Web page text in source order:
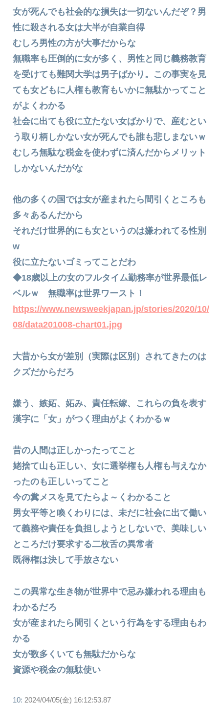
女が死んでも社会的な損失は一切ないんだぞ？男
性に殺される女は大半が自業自得
むしろ男性の方が大事だからな
無職率も圧倒的に女が多く、男性と同じ義務教育
を受けても難関大学は男子ばかり。この事実を見
ても女どもに人権も教育もいかに無駄かってこと
がよくわかる
社会に出ても役に立たない女ばかりで、産むとい
う取り柄しかない女が死んでも誰も悲しまないｗ
むしろ無駄な税金を使わずに済んだからメリット
しかないんだがな
他の多くの国では女が産まれたら間引くところも
多々あるんだから
それだけ世界的にも女というのは嫌われてる性別
w
役に立たないゴミってことだわ
◆18歳以上の女のフルタイム勤務率が世界最低レ
ベルｗ 無職率は世界ワースト！
https://www.newsweekjapan.jp/stories/2020/10/
08/data201008-chart01.jpg
大昔から女が差別（実際は区別）されてきたのは
クズだからだろ
嫌う、嫉妬、妬み、責任転嫁、これらの負を表す
漢字に「女」がつく理由がよくわかるｗ
昔の人間は正しかったってこと
姥捨て山も正しい、女に選挙権も人権も与えなか
ったのも正しいってこと
今の糞メスを見てたらよ～くわかること
男女平等と喚くわりには、未だに社会に出て働い
て義務や責任を負担しようとしないで、美味しい
ところだけ要求する二枚舌の異常者
既得権は決して手放さない
この異常な生き物が世界中で忌み嫌われる理由も
わかるだろ
女が産まれたら間引くという行為をする理由もわ
かる
女が数多くいても無駄だからな
資源や税金の無駄使い
10: 2024/04/05(金) 16:12:53.87